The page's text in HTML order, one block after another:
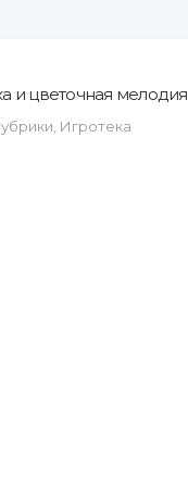
и цветочная мелодия
Игротека